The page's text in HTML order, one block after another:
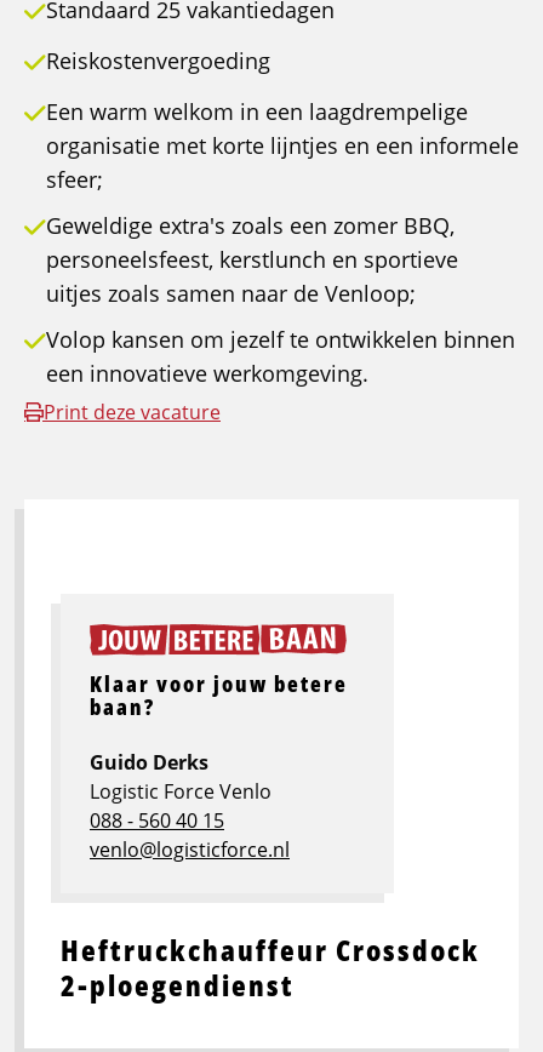
Standaard 25 vakantiedagen
Reiskostenvergoeding
Een warm welkom in een laagdrempelige
organisatie met korte lijntjes en een informele
sfeer;
Geweldige extra's zoals een zomer BBQ,
personeelsfeest, kerstlunch en sportieve
uitjes zoals samen naar de Venloop;
Volop kansen om jezelf te ontwikkelen binnen
een innovatieve werkomgeving.
Print deze vacature
Heftruckchauffeur Crossdock
2-ploegendienst
Klaar voor jouw betere
baan?
Guido Derks
Logistic Force Venlo
088 - 560 40 15
venlo@logisticforce.nl